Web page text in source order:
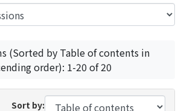
(Sorted by Table of contents in
order): 1-20 of 20
Sort by: